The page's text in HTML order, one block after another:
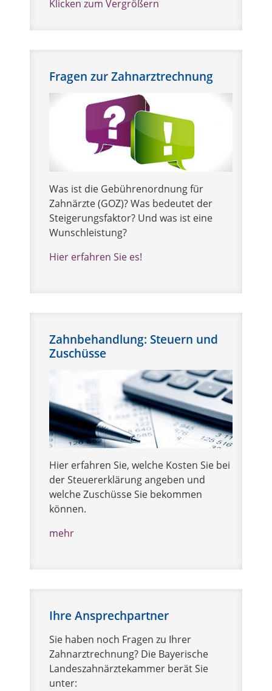
Klicken zum Vergrößern
Fragen zur Zahnarztrechnung
Was ist die Gebührenordnung für
Zahnärzte (GOZ)? Was bedeutet der
Steigerungsfaktor? Und was ist eine
Wunschleistung?
Hier erfahren Sie es!
Zahnbehandlung: Steuern und
Zuschüsse
Hier erfahren Sie, welche Kosten Sie bei
der Steuererklärung angeben und
welche Zuschüsse Sie bekommen
können.
mehr
Ihre Ansprechpartner
Sie haben noch Fragen zu Ihrer
Zahnarztrechnung? Die Bayerische
Landeszahnärztekammer berät Sie
unter: